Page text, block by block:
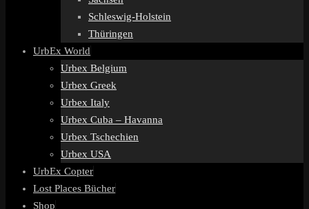
Schleswig-Holstein
Thüringen
UrbEx World
Urbex Belgium
Urbex Greek
Urbex Italy
Urbex Cuba – Havanna
Urbex Tschechien
Urbex USA
UrbEx Copter
Lost Places Bücher
Shop